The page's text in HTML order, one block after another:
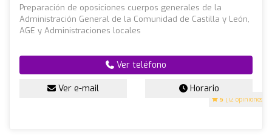
5 (12 opiniones)
Preparación de oposiciones cuerpos generales de la
Administración General de la Comunidad de Castilla y León,
AGE y Administraciones locales
Ver teléfono
Ver e-mail Horario